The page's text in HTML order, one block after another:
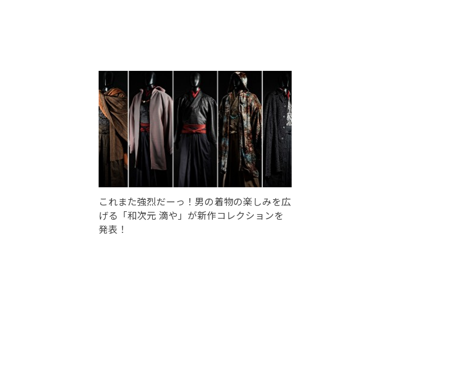
これまた強烈だーっ！男の着物の楽しみを広
げる「和次元 滴や」が新作コレクションを
発表！